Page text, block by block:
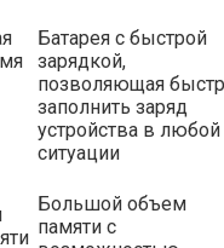
Батарея с быстрой
зарядкой,
позволяющая
заполнить заряд
устройства в любой
ситуации
Большой объем
памяти с